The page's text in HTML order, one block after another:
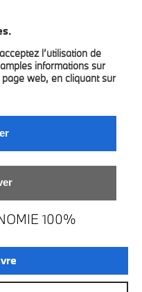
l’utilisation de
informations sur
web, en cliquant sur
I3 EN
100%